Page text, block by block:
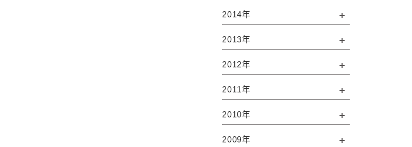
2014年
2013年
2012年
2011年
2010年
2009年